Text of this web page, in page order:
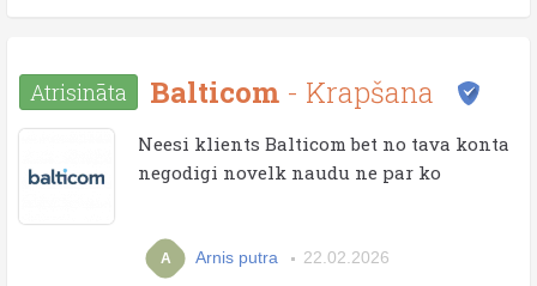
Atrisināta Balticom - Krapšana
Neesi klients Balticom bet no tava konta
negodigi novelk naudu ne par ko
A Arnis putra 22.02.2026